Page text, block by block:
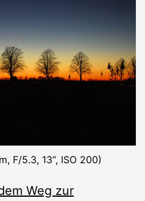
F/5.3, 13“, ISO 200)
Weg zur